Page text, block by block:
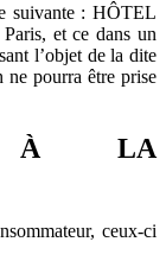
suivante : HÔTEL
et ce dans un
l’objet de la dite
ne pourra être prise
À LA
ceux-ci